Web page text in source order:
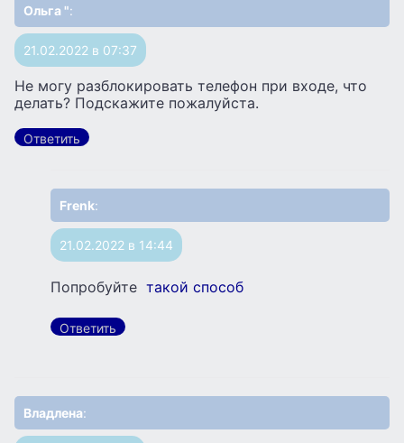
Ольга ":
21.02.2022 в 07:37
Не могу разблокировать телефон при входе, что
делать? Подскажите пожалуйста.
Ответить
Frenk:
21.02.2022 в 14:44
Попробуйте такой способ
Ответить
Владлена: